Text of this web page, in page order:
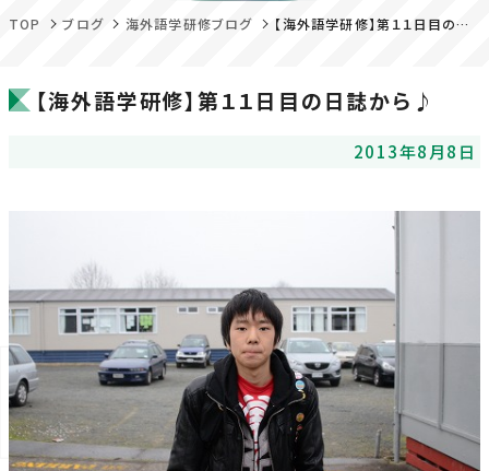
TOP ブログ 海外語学研修ブログ 【海外語学研修】第１１日目の日誌から♪
【海外語学研修】第１１日目の日誌から♪
2013年8月8日